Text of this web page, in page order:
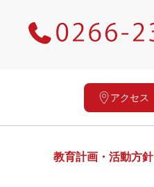
アクセス
教育計画・活動方針